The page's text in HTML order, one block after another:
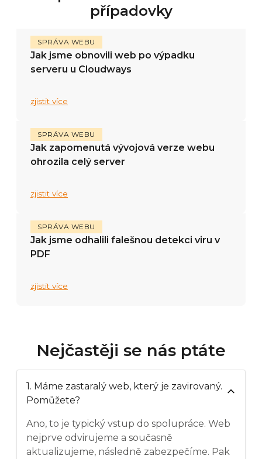
případovky
SPRÁVA WEBU
Jak jsme obnovili web po výpadku
serveru u Cloudways
zjistit více
SPRÁVA WEBU
Jak zapomenutá vývojová verze webu
ohrozila celý server
zjistit více
SPRÁVA WEBU
Jak jsme odhalili falešnou detekci viru v
PDF
zjistit více
Nejčastěji se nás ptáte
1. Máme zastaralý web, který je zavirovaný.
Pomůžete?
Ano, to je typický vstup do spolupráce. Web
nejprve odvirujeme a současně
aktualizujeme, následně zabezpečíme. Pak